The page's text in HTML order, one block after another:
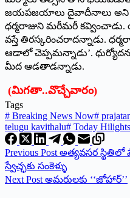
జయపజయాలు దైవాదీనాలు అని
ధర్మరాజుని మరీమరీ కవ్వించాడు.
వస్తే తిరస్కరించరాదన్నాడు.
ఆడాలో చెప్పమన్నాడు’.
మీద ఆడతాడన్నాడు.
(మిగతా..వొచ్చేవారం)
Tags
# Breaking News Now#
telugu kavithalu# Today Hilights
Previous Post అత్యవసర
స్వేచ్ఛకు సంకెళ్ళు
Next Post అమరులకు ‘‘జోహార్‌’’